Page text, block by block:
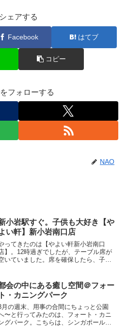
シェアする
Facebook はてブ
コピー
フォローする
NAO
小岩駅すぐ。子供も大好き【や
い軒】新小岩南口店
ってきたのは【やよい軒新小岩南口
】。12時過ぎでしたが、テーブル席が
いていました。席を確保したら、子供
ルの1階部分になるのですが、お手洗い
が共用なので、お店から出て少し歩いた
ところにありました。
会の中にある癒し空間＠フォー
ト・カニングパーク
月の週末、用事の合間にちょっと公園
〜と行ってみたのは、フォート・カニ
グパーク。こちらは、シンガポールの